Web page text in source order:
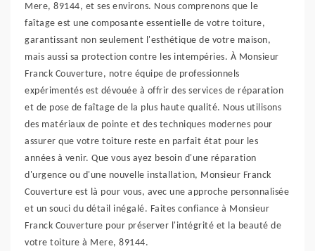
Mere, 89144, et ses environs. Nous comprenons que le
faîtage est une composante essentielle de votre toiture,
garantissant non seulement l'esthétique de votre maison,
mais aussi sa protection contre les intempéries. À Monsieur
Franck Couverture, notre équipe de professionnels
expérimentés est dévouée à offrir des services de réparation
et de pose de faîtage de la plus haute qualité. Nous utilisons
des matériaux de pointe et des techniques modernes pour
assurer que votre toiture reste en parfait état pour les
années à venir. Que vous ayez besoin d'une réparation
d'urgence ou d'une nouvelle installation, Monsieur Franck
Couverture est là pour vous, avec une approche personnalisée
et un souci du détail inégalé. Faites confiance à Monsieur
Franck Couverture pour préserver l'intégrité et la beauté de
votre toiture à Mere, 89144.